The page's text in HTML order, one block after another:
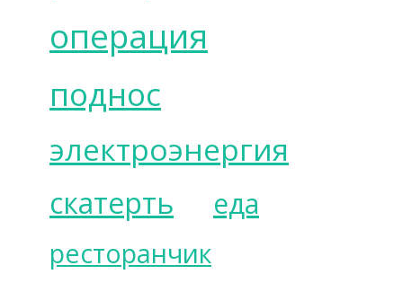
операция
поднос
электроэнергия
скатерть еда
ресторанчик